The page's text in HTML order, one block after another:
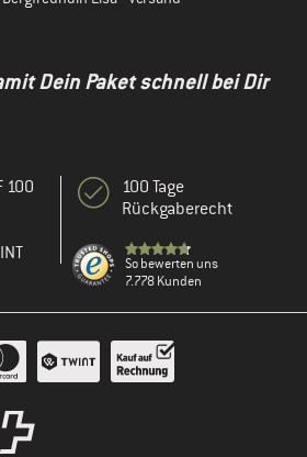
Dein Paket schnell bei Dir
100
100 Tage
Rückgaberecht
So bewerten uns
7.778 Kunden